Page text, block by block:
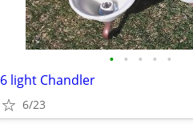
• • • • •
6 light Chandler
6/23